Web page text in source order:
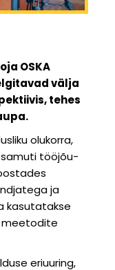
OSKA
välja
tehes
olukorra,
tööjõu-
ja
kasutatakse
meetodite
eriuuring,